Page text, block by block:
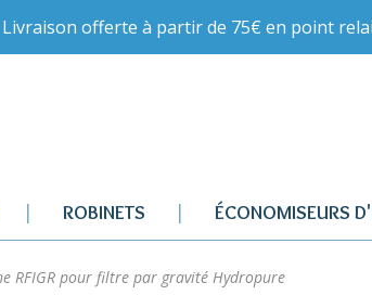
Livraison offerte à partir de 75€ en point
ROBINETS ÉCONOMISEURS
RFIGR pour filtre par gravité Hydropure